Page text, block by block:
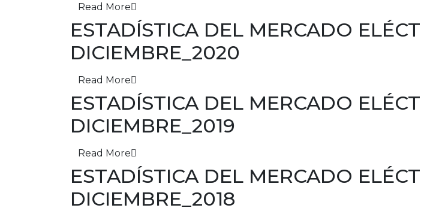
Read More
ESTADÍSTICA DEL MERCADO
DICIEMBRE_2020
Read More
ESTADÍSTICA DEL MERCADO
DICIEMBRE_2019
Read More
ESTADÍSTICA DEL MERCADO
DICIEMBRE_2018